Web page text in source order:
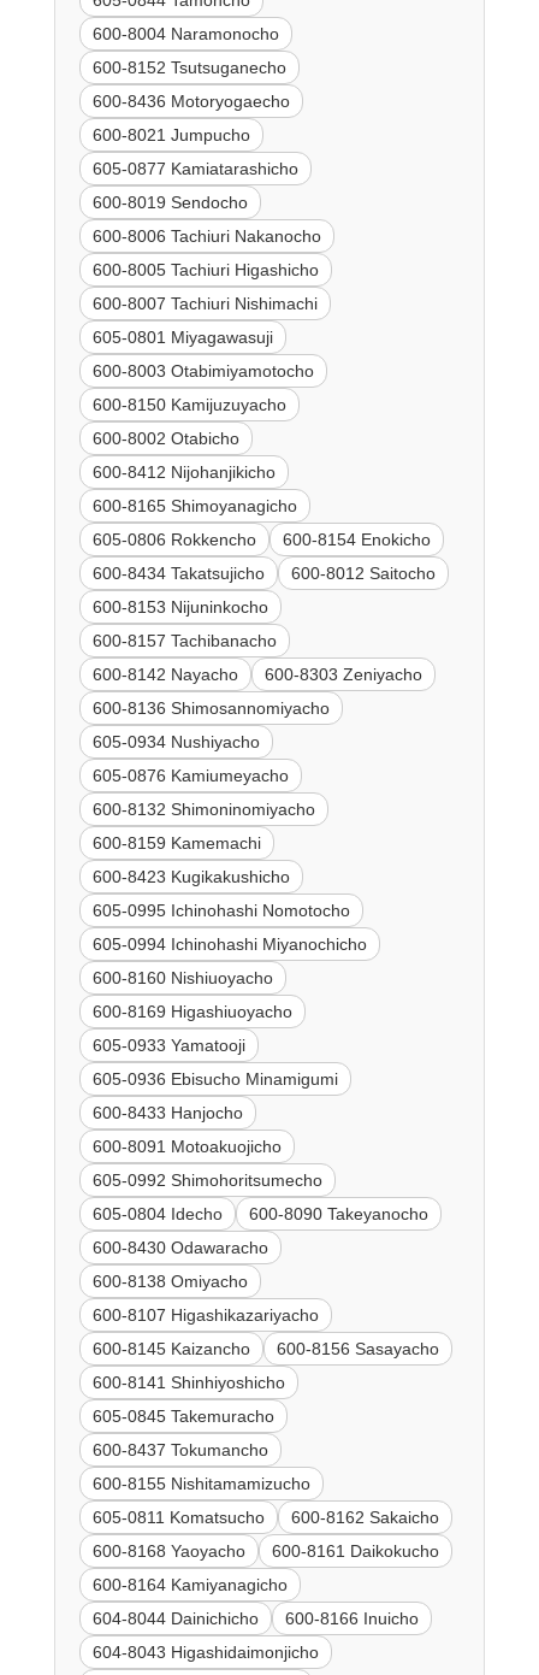
600-8004 Naramonocho
600-8152 Tsutsuganecho
600-8436 Motoryogaecho
600-8021 Jumpucho
605-0877 Kamiatarashicho
600-8019 Sendocho
600-8006 Tachiuri Nakanocho
600-8005 Tachiuri Higashicho
600-8007 Tachiuri Nishimachi
605-0801 Miyagawasuji
600-8003 Otabimiyamotocho
600-8150 Kamijuzuyacho
600-8002 Otabicho
600-8412 Nijohanjikicho
600-8165 Shimoyanagicho
605-0806 Rokkencho
600-8154 Enokicho
600-8434 Takatsujicho
600-8012 Saitocho
600-8153 Nijuninkocho
600-8157 Tachibanacho
600-8142 Nayacho
600-8303 Zeniyacho
600-8136 Shimosannomiyacho
605-0934 Nushiyacho
605-0876 Kamiumeyacho
600-8132 Shimoninomiyacho
600-8159 Kamemachi
600-8423 Kugikakushicho
605-0995 Ichinohashi Nomotocho
605-0994 Ichinohashi Miyanochicho
600-8160 Nishiuoyacho
600-8169 Higashiuoyacho
605-0933 Yamatooji
605-0936 Ebisucho Minamigumi
600-8433 Hanjocho
600-8091 Motoakuojicho
605-0992 Shimohoritsumecho
605-0804 Idecho
600-8090 Takeyanocho
600-8430 Odawaracho
600-8138 Omiyacho
600-8107 Higashikazariyacho
600-8145 Kaizancho
600-8156 Sasayacho
600-8141 Shinhiyoshicho
605-0845 Takemuracho
600-8437 Tokumancho
600-8155 Nishitamamizucho
605-0811 Komatsucho
600-8162 Sakaicho
600-8168 Yaoyacho
600-8161 Daikokucho
600-8164 Kamiyanagicho
604-8044 Dainichicho
600-8166 Inuicho
604-8043 Higashidaimonjicho